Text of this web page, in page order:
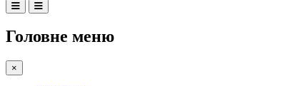
Головне меню
×